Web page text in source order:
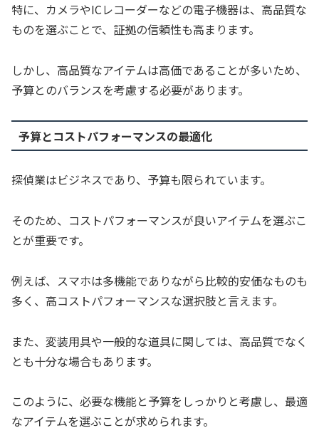
特に、カメラやICレコーダーなどの電子機器は、高品質な
ものを選ぶことで、証拠の信頼性も高まります。
しかし、高品質なアイテムは高価であることが多いため、
予算とのバランスを考慮する必要があります。
予算とコストパフォーマンスの最適化
探偵業はビジネスであり、予算も限られています。
そのため、コストパフォーマンスが良いアイテムを選ぶこ
とが重要です。
例えば、スマホは多機能でありながら比較的安価なものも
多く、高コストパフォーマンスな選択肢と言えます。
また、変装用具や一般的な道具に関しては、高品質でなく
とも十分な場合もあります。
このように、必要な機能と予算をしっかりと考慮し、最適
なアイテムを選ぶことが求められます。